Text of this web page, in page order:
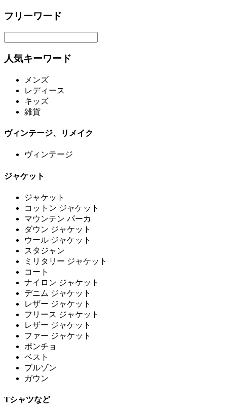
フリーワード
人気キーワード
メンズ
レディース
キッズ
雑貨
ヴィンテージ、リメイク
ヴィンテージ
ジャケット
ジャケット
コットン ジャケット
マウンテン パーカ
ダウン ジャケット
ウール ジャケット
スタジャン
ミリタリー ジャケット
コート
ナイロン ジャケット
デニム ジャケット
レザー ジャケット
フリース ジャケット
レザー ジャケット
ファー ジャケット
ポンチョ
ベスト
ブルゾン
ガウン
Tシャツなど